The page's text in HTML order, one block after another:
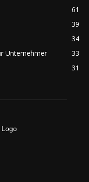
61
39
34
Unternehmer
33
31